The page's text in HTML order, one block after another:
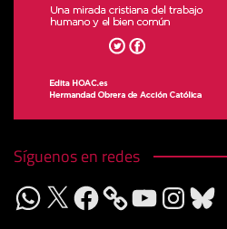
Síguenos en redes
WhatsApp
X Facebook YouTubeInstagram
Bluesky